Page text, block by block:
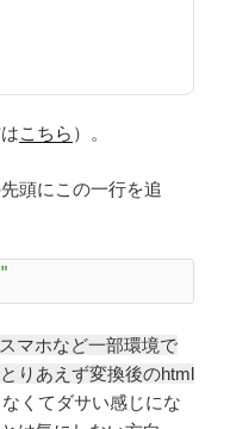
こちら ）。
頭にこの一行を追
マホなど一部環境で
りあえず変換後のhtml
くてダサい感じにな